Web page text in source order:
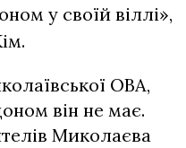
у своїй віллі»,
ОВА,
він не має.
Миколаєва